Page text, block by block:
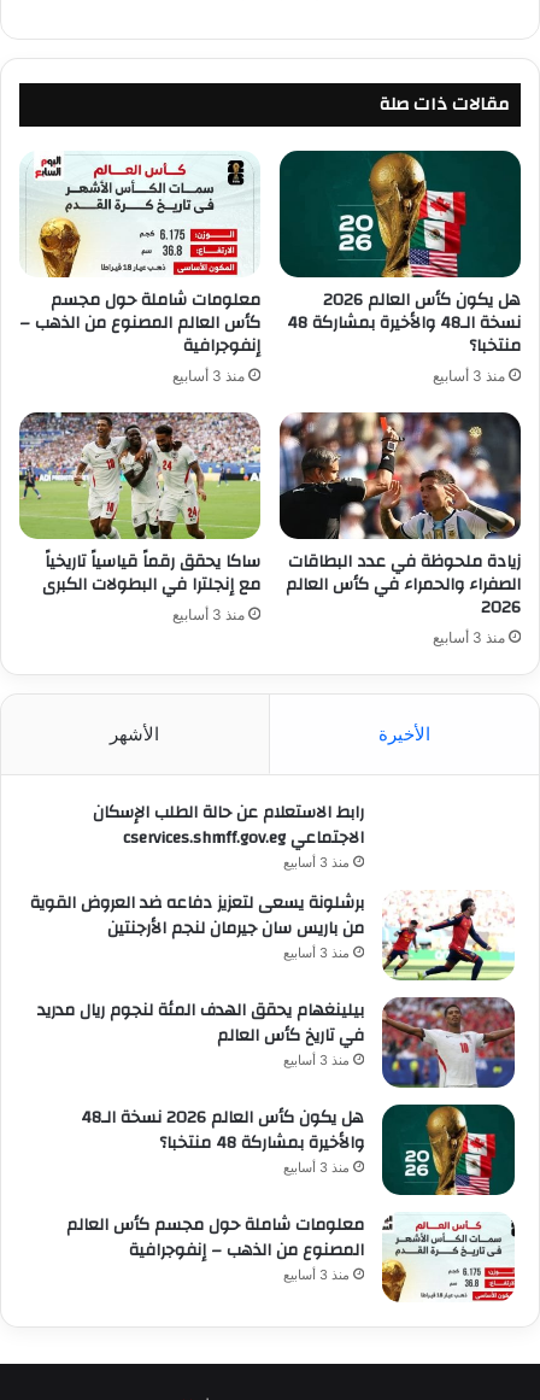
مقالات ذات صلة
هل يكون كأس العالم 2026
نسخة الـ48 والأخيرة بمشاركة 48
منتخبا؟
منذ 3 أسابيع
معلومات شاملة حول مجسم
كأس العالم المصنوع من الذهب –
إنفوجرافية
منذ 3 أسابيع
زيادة ملحوظة في عدد البطاقات
الصفراء والحمراء في كأس العالم
2026
منذ 3 أسابيع
ساكا يحقق رقماً قياسياً تاريخياً
مع إنجلترا في البطولات الكبرى
منذ 3 أسابيع
الأخيرة الأشهر
رابط الاستعلام عن حالة الطلب الإسكان
الاجتماعي cservices.shmff.gov.eg
منذ 3 أسابيع
برشلونة يسعى لتعزيز دفاعه ضد العروض القوية
من باريس سان جيرمان لنجم الأرجنتين
منذ 3 أسابيع
بيلينغهام يحقق الهدف المئة لنجوم ريال مدريد
في تاريخ كأس العالم
منذ 3 أسابيع
هل يكون كأس العالم 2026 نسخة الـ48
والأخيرة بمشاركة 48 منتخبا؟
منذ 3 أسابيع
معلومات شاملة حول مجسم كأس العالم
المصنوع من الذهب – إنفوجرافية
منذ 3 أسابيع